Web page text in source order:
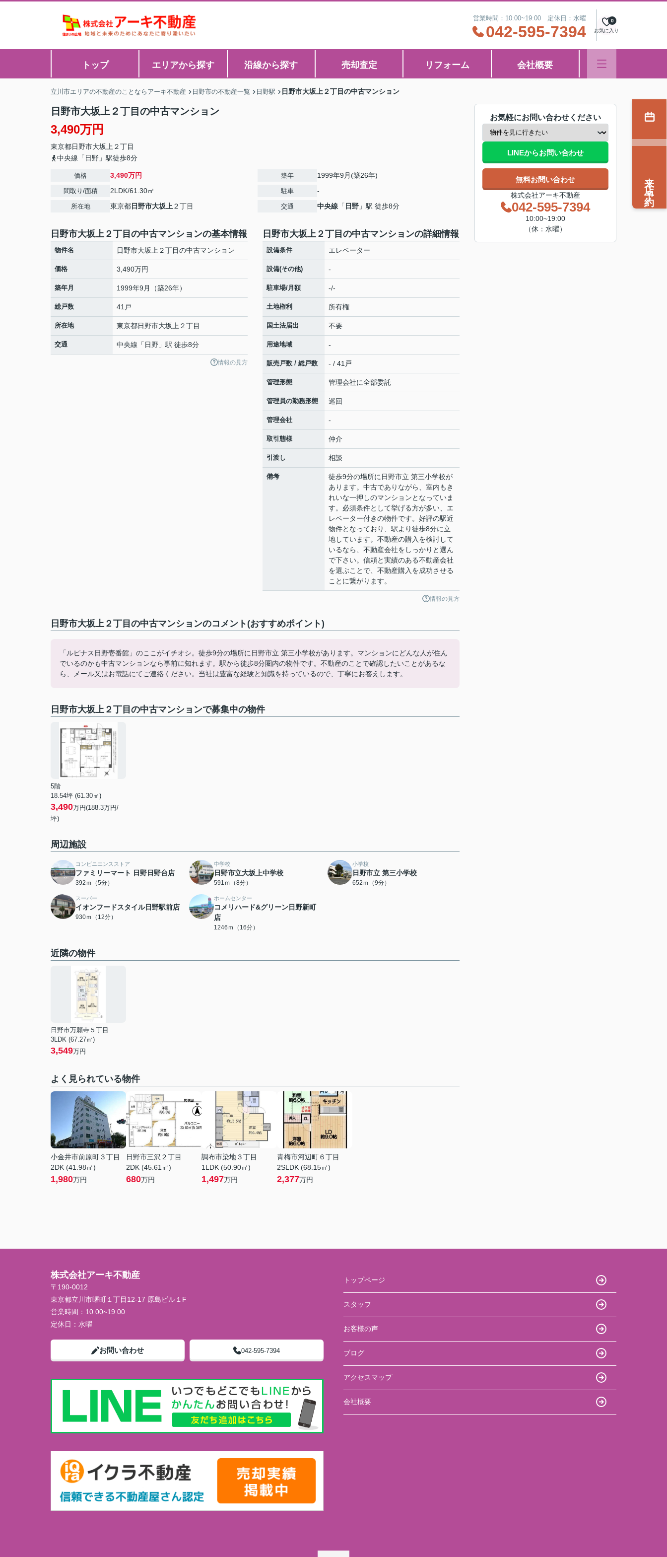
営業時間：10:00~19:00 定休日：水曜
042-595-7394 お気に入り
0
トップ エリアから探す 沿線から探す 売却査定 リフォーム 会社概要
立川市エリアの不動産のことならアーキ不動産 日野市の不動産一覧 日野駅 日野市大坂上２丁目の中古マンション
日野市大坂上２丁目の中古マンション
3,490万円
東京都日野市大坂上 ２丁目
中央線「日野」駅徒歩8分
価格 3,490万円
間取り/面積 2LDK/61.30㎡
所在地 東京都日野市大坂上 ２丁目
築年 1999年9月(築26年)
駐車 -
交通 中央線 「 日野 」駅 徒歩8分
日野市大坂上２丁目の中古マンションの基本情報
物件名 日野市大坂上２丁目の中古マンション
価格 3,490万円
築年月 1999年9月（築26年）
総戸数 41戸
所在地 東京都日野市大坂上 ２丁目
交通 中央線 「 日野 」駅 徒歩8分
情報の見方
日野市大坂上２丁目の中古マンションの詳細情報
設備条件 エレベーター
設備(その他) -
駐車場/月額 -/-
土地権利 所有権
国土法届出 不要
用途地域 -
販売戸数 / 総戸数 - / 41戸
管理形態 管理会社に全部委託
管理員の勤務形態 巡回
管理会社 -
取引態様 仲介
引渡し 相談
備考
徒歩9分の場所に日野市立 第三小学校が
あります。中古でありながら、室内もき
れいな一押しのマンションとなっていま
す。必須条件として挙げる方が多い、エ
レベーター付きの物件です。好評の駅近
物件となっており、駅より徒歩8分に立
地しています。不動産の購入を検討して
いるなら、不動産会社をしっかりと選ん
で下さい。信頼と実績のある不動産会社
を選ぶことで、不動産購入を成功させる
ことに繋がります。
情報の見方
日野市大坂上２丁目の中古マンションのコメント(おすすめポイント)
「ルピナス日野壱番館」のここがイチオシ。徒歩9分の場所に日野市立 第三小学校があります。マンションにどんな人が住ん
でいるのかも中古マンションなら事前に知れます。駅から徒歩8分圏内の物件です。不動産のことで確認したいことがあるな
ら、メール又はお電話にてご連絡ください。当社は豊富な経験と知識を持っているので、丁寧にお答えします。
日野市大坂上２丁目の中古マンションで募集中の物件
5階
18.54坪 (61.30㎡)
3,490万円(188.3万円/
坪)
周辺施設
コンビニエンスストア
ファミリーマート 日野日野台店
392ｍ（5分）
中学校
日野市立大坂上中学校
591ｍ（8分）
小学校
日野市立 第三小学校
652ｍ（9分）
スーパー
イオンフードスタイル日野駅前店
930ｍ（12分）
ホームセンター
コメリハード&グリーン日野新町
店
1246ｍ（16分）
近隣の物件
日野市万願寺５丁目
3LDK (67.27㎡)
3,549万円
よく見られている物件
小金井市前原町３丁目
2DK (41.98㎡)
1,980万円
日野市三沢２丁目
2DK (45.61㎡)
680万円
調布市染地３丁目
1LDK (50.90㎡)
1,497万円
青梅市河辺町６丁目
2SLDK (68.15㎡)
2,377万円
お気軽にお問い合わせください
LINEからお問い合わせ
無料お問い合わせ
株式会社アーキ不動産
042-595-7394
10:00~19:00
（休：水曜）
来店予約
株式会社アーキ不動産
〒190-0012
東京都立川市曙町１丁目12-17 原島ビル１F
営業時間： 10:00~19:00
定休日： 水曜
お問い合わせ 042-595-7394
トップページ
スタッフ
お客様の声
ブログ
アクセスマップ
会社概要